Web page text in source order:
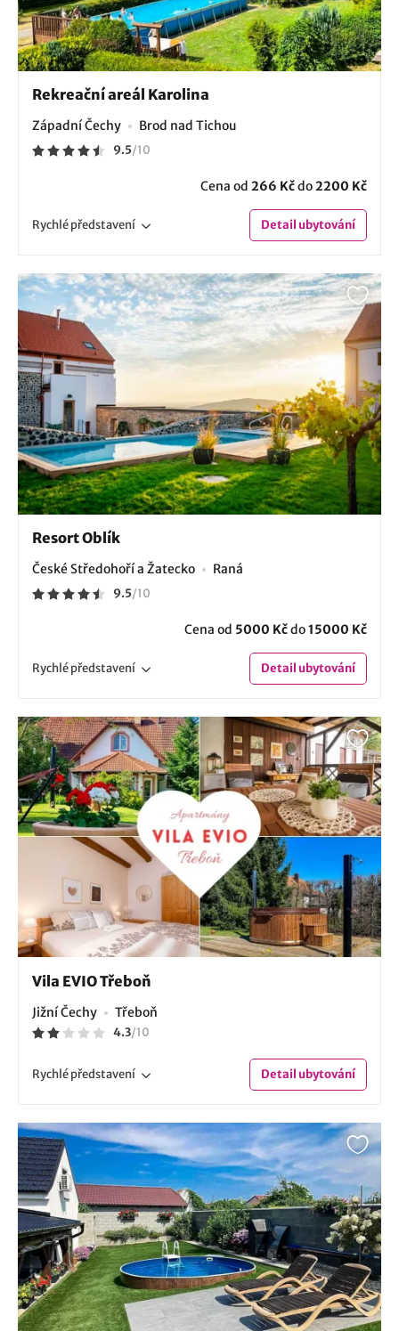
Rekreační areál Karolina
Západní Čechy Brod nad Tichou
9.5/10
Cena od 266 Kčdo2200 Kč
Rychlépředstavení Detailubytování
Resort Oblík
České Středohoří a Žatecko Raná
9.5/10
Cena od 5000 Kčdo15000 Kč
Rychlépředstavení Detailubytování
Vila EVIO Třeboň
Jižní Čechy Třeboň
4.3/10
Rychlépředstavení Detailubytování